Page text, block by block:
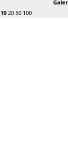
10 20 50 100